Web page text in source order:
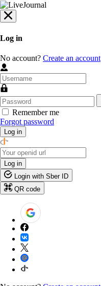
Log in
No account? Create an account
Remember me
Forgot password
Log in
Log in
Login with Sber ID
QR code